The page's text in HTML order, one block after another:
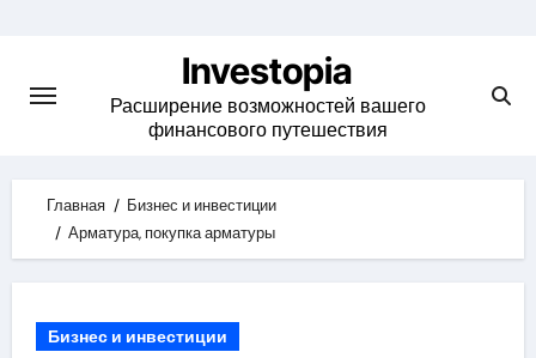
content
Investopia
Расширение возможностей вашего
финансового путешествия
Главная
Бизнес и инвестиции
Арматура, покупка арматуры
Бизнес и инвестиции